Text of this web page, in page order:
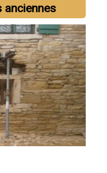
anciennes